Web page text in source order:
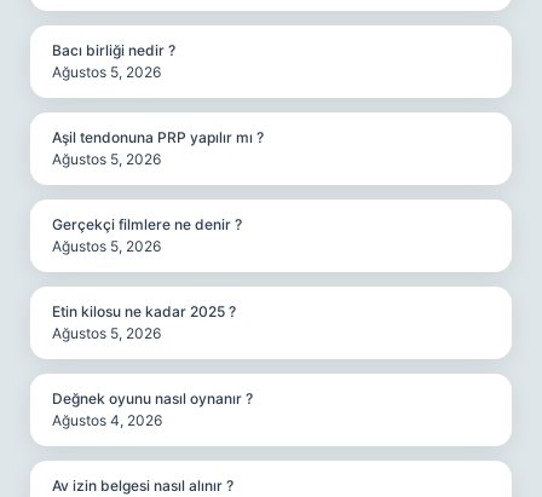
Bacı birliği nedir ?
Ağustos 5, 2026
Aşil tendonuna PRP yapılır mı ?
Ağustos 5, 2026
Gerçekçi filmlere ne denir ?
Ağustos 5, 2026
Etin kilosu ne kadar 2025 ?
Ağustos 5, 2026
Değnek oyunu nasıl oynanır ?
Ağustos 4, 2026
Av izin belgesi nasıl alınır ?